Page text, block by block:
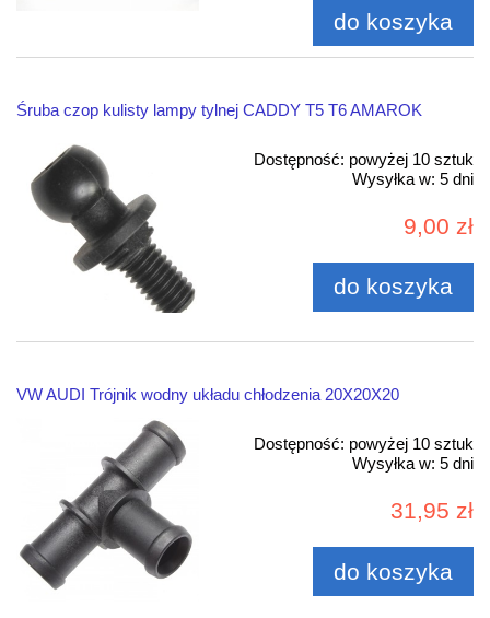
do koszyka
Śruba czop kulisty lampy tylnej CADDY T5 T6 AMAROK
Dostępność: powyżej 10 sztuk
Wysyłka w: 5 dni
9,00 zł
do koszyka
VW AUDI Trójnik wodny układu chłodzenia 20X20X20
Dostępność: powyżej 10 sztuk
Wysyłka w: 5 dni
31,95 zł
do koszyka